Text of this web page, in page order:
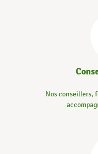
Nos conseillers,